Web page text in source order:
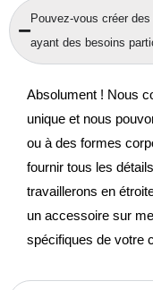
Pouvez-vous créer
ayant des besoins
Absolument ! Nous
unique et nous
ou à des formes
fournir tous les
travaillerons en
un accessoire sur
spécifiques de votre